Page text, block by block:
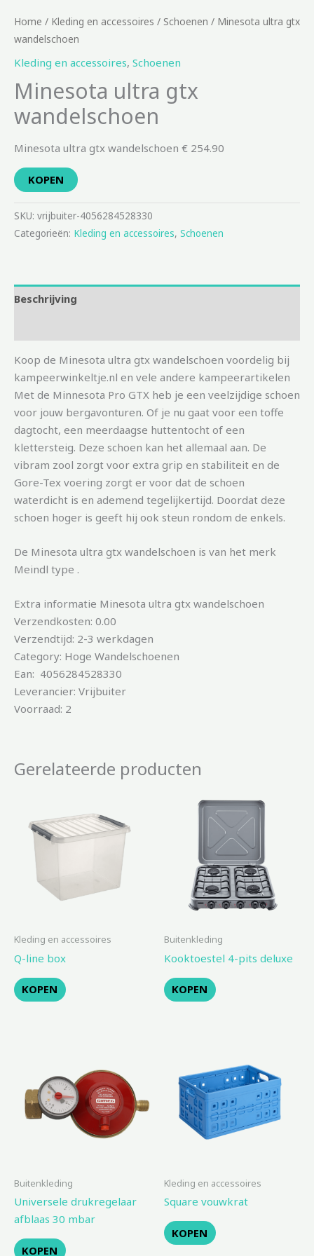
Home / Kleding en accessoires / Schoenen / Minesota ultra gtx
wandelschoen
Kleding en accessoires, Schoenen
Minesota ultra gtx
wandelschoen
Minesota ultra gtx wandelschoen € 254.90
KOPEN
SKU: vrijbuiter-4056284528330
Categorieën: Kleding en accessoires, Schoenen
Beschrijving
Koop de Minesota ultra gtx wandelschoen voordelig bij
kampeerwinkeltje.nl en vele andere kampeerartikelen
Met de Minnesota Pro GTX heb je een veelzijdige schoen
voor jouw bergavonturen. Of je nu gaat voor een toffe
dagtocht, een meerdaagse huttentocht of een
klettersteig. Deze schoen kan het allemaal aan. De
vibram zool zorgt voor extra grip en stabiliteit en de
Gore-Tex voering zorgt er voor dat de schoen
waterdicht is en ademend tegelijkertijd. Doordat deze
schoen hoger is geeft hij ook steun rondom de enkels.
De Minesota ultra gtx wandelschoen is van het merk
Meindl type .
Extra informatie Minesota ultra gtx wandelschoen
Verzendkosten: 0.00
Verzendtijd: 2-3 werkdagen
Category: Hoge Wandelschoenen
Ean: 4056284528330
Leverancier: Vrijbuiter
Voorraad: 2
Gerelateerde producten
Kleding en accessoires
Q-line box
KOPEN
Buitenkleding
Kooktoestel 4-pits deluxe
KOPEN
Buitenkleding
Universele drukregelaar
afblaas 30 mbar
KOPEN
Kleding en accessoires
Square vouwkrat
KOPEN